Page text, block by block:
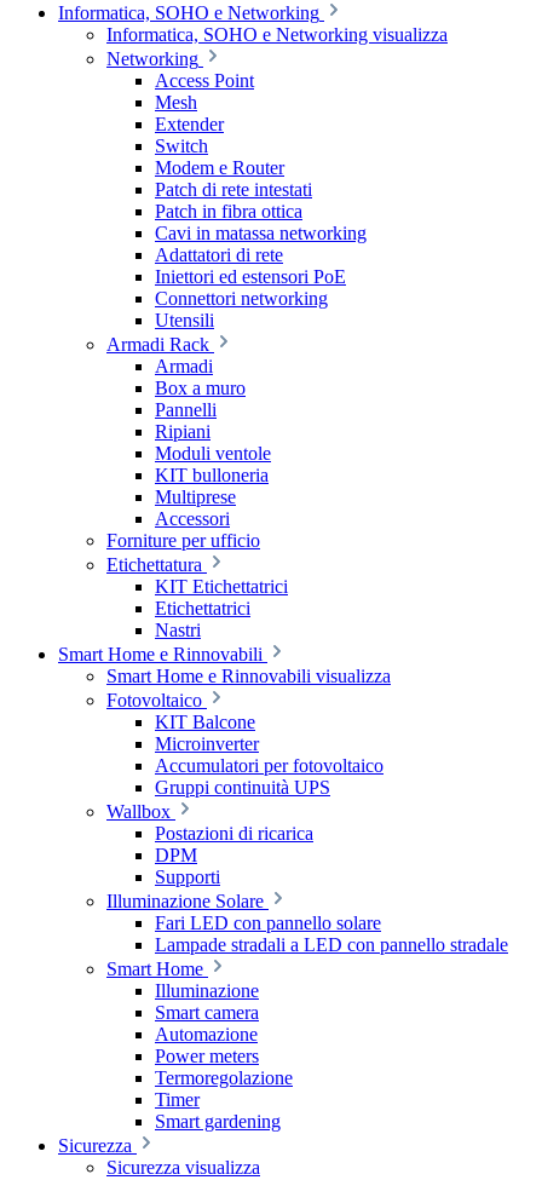
Informatica, SOHO e Networking
Informatica, SOHO e Networking visualizza
Networking
Access Point
Mesh
Extender
Switch
Modem e Router
Patch di rete intestati
Patch in fibra ottica
Cavi in matassa networking
Adattatori di rete
Iniettori ed estensori PoE
Connettori networking
Utensili
Armadi Rack
Armadi
Box a muro
Pannelli
Ripiani
Moduli ventole
KIT bulloneria
Multiprese
Accessori
Forniture per ufficio
Etichettatura
KIT Etichettatrici
Etichettatrici
Nastri
Smart Home e Rinnovabili
Smart Home e Rinnovabili visualizza
Fotovoltaico
KIT Balcone
Microinverter
Accumulatori per fotovoltaico
Gruppi continuità UPS
Wallbox
Postazioni di ricarica
DPM
Supporti
Illuminazione Solare
Fari LED con pannello solare
Lampade stradali a LED con pannello stradale
Smart Home
Illuminazione
Smart camera
Automazione
Power meters
Termoregolazione
Timer
Smart gardening
Sicurezza
Sicurezza visualizza